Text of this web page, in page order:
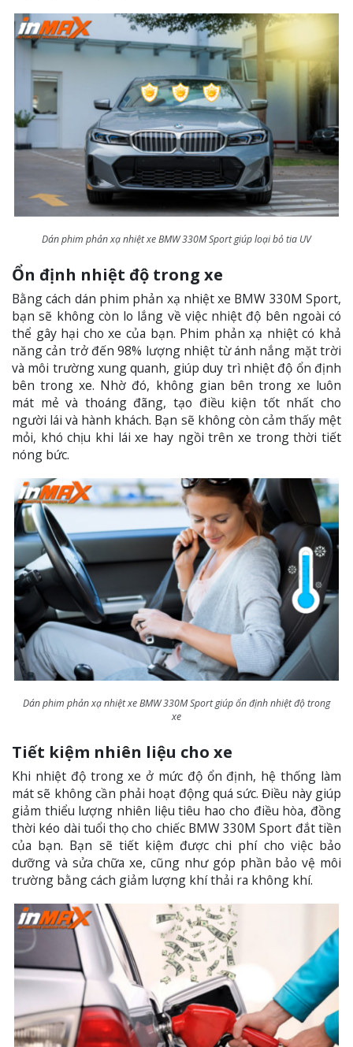
Dán phim phản xạ nhiệt xe BMW 330M Sport giúp loại bỏ tia UV
Ổn định nhiệt độ trong xe
Bằng cách dán phim phản xạ nhiệt xe BMW 330M Sport,
bạn sẽ không còn lo lắng về việc nhiệt độ bên ngoài có
thể gây hại cho xe của bạn. Phim phản xạ nhiệt có khả
năng cản trở đến 98% lượng nhiệt từ ánh nắng mặt trời
và môi trường xung quanh, giúp duy trì nhiệt độ ổn định
bên trong xe. Nhờ đó, không gian bên trong xe luôn
mát mẻ và thoáng đãng, tạo điều kiện tốt nhất cho
người lái và hành khách. Bạn sẽ không còn cảm thấy mệt
mỏi, khó chịu khi lái xe hay ngồi trên xe trong thời tiết
nóng bức.
Dán phim phản xạ nhiệt xe BMW 330M Sport giúp ổn định nhiệt độ trong
xe
Tiết kiệm nhiên liệu cho xe
Khi nhiệt độ trong xe ở mức độ ổn định, hệ thống làm
mát sẽ không cần phải hoạt động quá sức. Điều này giúp
giảm thiểu lượng nhiên liệu tiêu hao cho điều hòa, đồng
thời kéo dài tuổi thọ cho chiếc BMW 330M Sport đắt tiền
của bạn. Bạn sẽ tiết kiệm được chi phí cho việc bảo
dưỡng và sửa chữa xe, cũng như góp phần bảo vệ môi
trường bằng cách giảm lượng khí thải ra không khí.